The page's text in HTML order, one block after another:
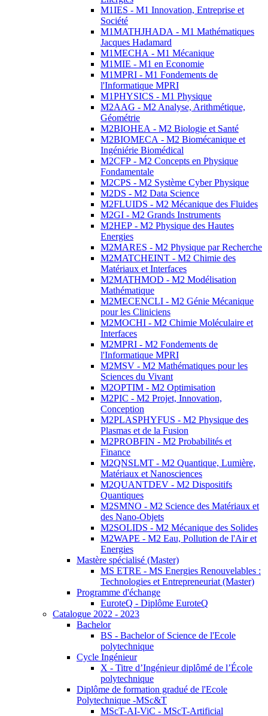
M1IES - M1 Innovation, Entreprise et
Société
M1MATHJHADA - M1 Mathématiques
Jacques Hadamard
M1MECHA - M1 Mécanique
M1MIE - M1 en Economie
M1MPRI - M1 Fondements de
l'Informatique MPRI
M1PHYSICS - M1 Physique
M2AAG - M2 Analyse, Arithmétique,
Géométrie
M2BIOHEA - M2 Biologie et Santé
M2BIOMECA - M2 Biomécanique et
Ingéniérie Biomédical
M2CFP - M2 Concepts en Physique
Fondamentale
M2CPS - M2 Système Cyber Physique
M2DS - M2 Data Science
M2FLUIDS - M2 Mécanique des Fluides
M2GI - M2 Grands Instruments
M2HEP - M2 Physique des Hautes
Energies
M2MARES - M2 Physique par Recherche
M2MATCHEINT - M2 Chimie des
Matériaux et Interfaces
M2MATHMOD - M2 Modélisation
Mathématique
M2MECENCLI - M2 Génie Mécanique
pour les Cliniciens
M2MOCHI - M2 Chimie Moléculaire et
Interfaces
M2MPRI - M2 Fondements de
l'Informatique MPRI
M2MSV - M2 Mathématiques pour les
Sciences du Vivant
M2OPTIM - M2 Optimisation
M2PIC - M2 Projet, Innovation,
Conception
M2PLASPHYFUS - M2 Physique des
Plasmas et de la Fusion
M2PROBFIN - M2 Probabilités et
Finance
M2QNSLMT - M2 Quantique, Lumière,
Matériaux et Nanosciences
M2QUANTDEV - M2 Dispositifs
Quantiques
M2SMNO - M2 Science des Matériaux et
des Nano-Objets
M2SOLIDS - M2 Mécanique des Solides
M2WAPE - M2 Eau, Pollution de l'Air et
Energies
Mastère spécialisé (Master)
MS ETRE - MS Energies Renouvelables :
Technologies et Entrepreneuriat (Master)
Programme d'échange
EuroteQ - Diplôme EuroteQ
Catalogue 2022 - 2023
Bachelor
BS - Bachelor of Science de l'Ecole
polytechnique
Cycle Ingénieur
X - Titre d’Ingénieur diplômé de l’École
polytechnique
Diplôme de formation gradué de l'Ecole
Polytechnique -MSc&T
MScT-AI-ViC - MScT-Artificial